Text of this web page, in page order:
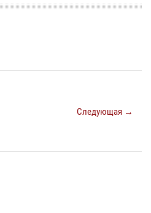
Следующая →